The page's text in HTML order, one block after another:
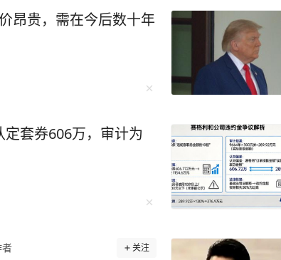
迎来了一个让无数
名额。可李柘远却拒绝了清华的保送，选择裸
，最后建立出了一套适合自己的学习体系。 比
的时间上网搜索名校学霸的学习方法，并整理了
法”记笔记，用“三个一”精读法快速理解阅读，
…… 李柘远说：“学会正确的学
学深造，28岁荣登福布斯精英榜，哈佛校长称他
说：“院长，谢谢你的赏识，但我来耶鲁是为了
昂贵，需在今后数十年
套券606万，审计为
关注